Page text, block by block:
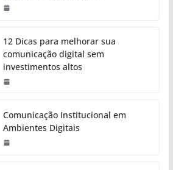
12 Dicas para melhorar sua
comunicação digital sem
investimentos altos
Comunicação Institucional em
Ambientes Digitais